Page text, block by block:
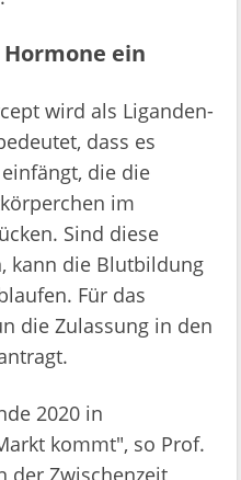
ein
wird als Liganden-
dass es
die die
im
Sind diese
kann die Blutbildung
Für das
die Zulassung in den
2020 in
kommt", so Prof.